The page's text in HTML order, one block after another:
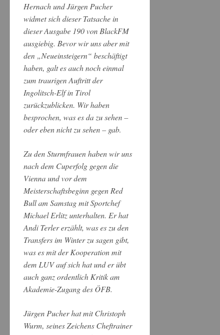
Hernach und Jürgen Pucher
widmet sich dieser Tatsache in
dieser Ausgabe 190 von BlackFM
ausgiebig. Bevor wir uns aber mit
den „Neueinsteigern“ beschäftigt
haben, galt es auch noch einmal
zum traurigen Auftritt der
Ingolitsch-Elf in Tirol
zurückzublicken. Wir haben
besprochen, was es da zu sehen –
oder eben nicht zu sehen – gab.
Zu den Sturmfrauen haben wir uns
nach dem Cuperfolg gegen die
Vienna und vor dem
Meisterschaftsbeginn gegen Red
Bull am Samstag mit Sportchef
Michael Erlitz unterhalten. Er hat
Andi Terler erzählt, was es zu den
Transfers im Winter zu sagen gibt,
was es mit der Kooperation mit
dem LUV auf sich hat und er übt
auch ganz ordentlich Kritik am
Akademie-Zugang des ÖFB.
Jürgen Pucher hat mit Christoph
Wurm, seines Zeichens Cheftrainer